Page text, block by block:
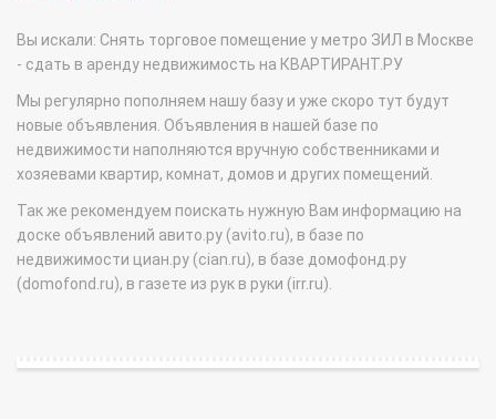
Вы искали: Снять торговое помещение у метро ЗИЛ в Москве
- сдать в аренду недвижимость на КВАРТИРАНТ.РУ
Мы регулярно пополняем нашу базу и уже скоро тут будут
новые объявления. Объявления в нашей базе по
недвижимости наполняются вручную собственниками и
хозяевами квартир, комнат, домов и других помещений.
Так же рекомендуем поискать нужную Вам информацию на
доске объявлений авито.ру (avito.ru), в базе по
недвижимости циан.ру (cian.ru), в базе домофонд.ру
(domofond.ru), в газете из рук в руки (irr.ru).